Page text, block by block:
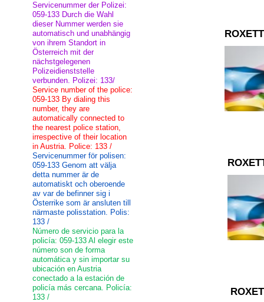
Servicenummer der Polizei:
059-133 Durch die Wahl
dieser Nummer werden sie
automatisch und unabhängig
von ihrem Standort in
Österreich mit der
nächstgelegenen
Polizeidienststelle
verbunden. Polizei: 133/
Service number of the police:
059-133 By dialing this
number, they are
automatically connected to
the nearest police station,
irrespective of their location
in Austria. Police: 133 /
Servicenummer för polisen:
059-133 Genom att välja
detta nummer är de
automatiskt och oberoende
av var de befinner sig i
Österrike som är ansluten till
närmaste polisstation. Polis:
133 /
Número de servicio para la
policía: 059-133 Al elegir este
número son de forma
automática y sin importar su
ubicación en Austria
conectado a la estación de
policía más cercana. Policía:
133 /